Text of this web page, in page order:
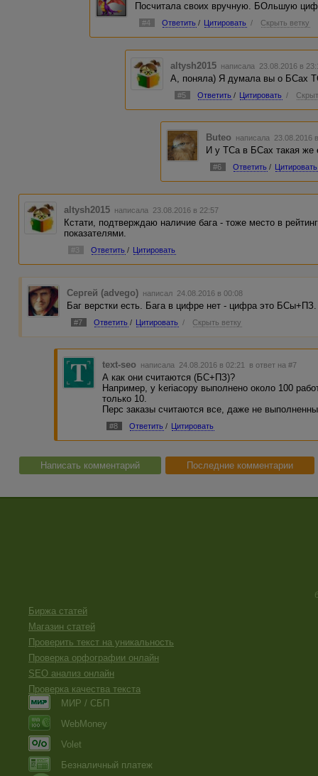
Посчитала своих вручную. БОльшую
#4 Ответить / Цитировать / Скрыть ветку
altysh2015 написала 23.08.2016 в
А, поняла) Я думала вы о БСах
#5 Ответить / Цитировать /
Buteo написала 23.08.2016
И у ТСа в БСах такая же
#6 Ответить / Цитировать
altysh2015 написала 23.08.2016 в 22:57
Кстати, подтверждаю наличие бага - тоже место в
показателями.
#3 Ответить / Цитировать
Сергей (advego) написал 24.08.2016 в 00:08
Баг верстки есть. Бага в цифре нет - цифра это БСы+ПЗ.
#7 Ответить / Цитировать / Скрыть ветку
text-seo написала 24.08.2016 в 02:21 в ответ на #7
А как они считаются (БС+ПЗ)?
Например, у keriacopy выполнено около 100
только 10.
Перс заказы считаются все, даже не
#8 Ответить / Цитировать
Написать комментарий Последние комментарии
Биржа статей
Магазин статей
Проверить текст на уникальность
Проверка орфографии онлайн
SEO анализ онлайн
Проверка качества текста
МИР / СБП
WebMoney
Volet
Безналичный платеж